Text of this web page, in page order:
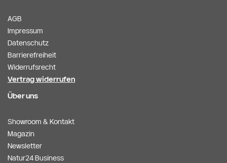
AGB
Impressum
Datenschutz
Barrierefreiheit
Widerrufsrecht
Vertrag widerrufen
Über uns
Showroom & Kontakt
Magazin
Newsletter
Natur24 Business